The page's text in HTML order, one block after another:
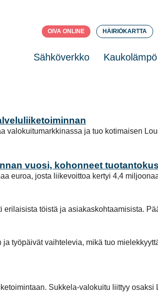
OIVA ONLINE HÄIRIÖKARTTA
Sähköverkko Kaukolämpö
valokuitumarkkinassa ja tuo kotimaisen
vuosi, kohonneet
euroa, josta liikevoittoa kertyi 4,4
töistä ja asiakaskohtaamisista.
työpäivät vaihtelevia, mikä tuo
Sukkela-valokuitu liittyy